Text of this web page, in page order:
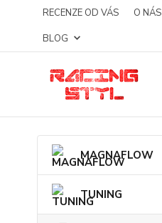
RECENZE OD VÁS O NÁS
BLOG
MAGNAFLOW
TUNING